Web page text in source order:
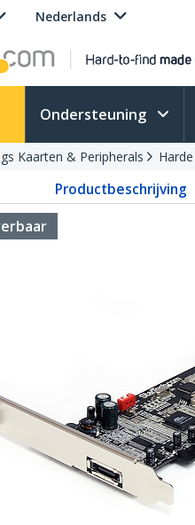
Nederlands
Ondersteuning
Kaarten & Peripherals
Productbeschrijving